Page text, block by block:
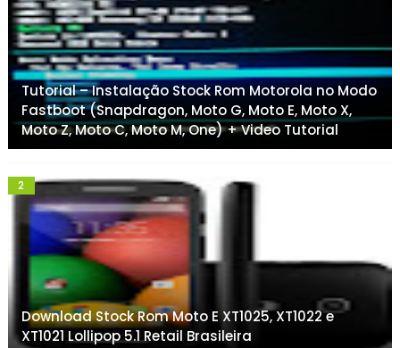
Tutorial – Instalação Stock Rom Motorola no Modo
Fastboot (Snapdragon, Moto G, Moto E, Moto X,
Moto Z, Moto C, Moto M, One) + Video Tutorial
Download Stock Rom Moto E XT1025, XT1022 e
XT1021 Lollipop 5.1 Retail Brasileira